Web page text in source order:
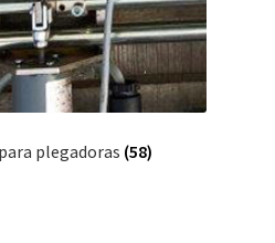
plegadoras (58)